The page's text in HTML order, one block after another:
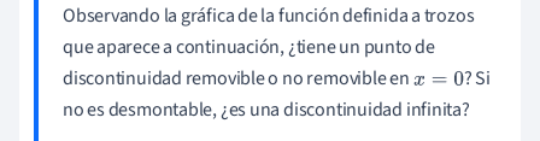
Observando la gráfica de la función definida a trozos
que aparece a continuación, ¿tiene un punto de
discontinuidad removible o no removible enx= 0
? Si
no es desmontable, ¿es una discontinuidad infinita?